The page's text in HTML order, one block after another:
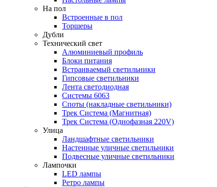
На пол
Встроенные в пол
Торшеры
Дубли
Технический свет
Алюминиевый профиль
Блоки питания
Встраиваемый светильники
Гипсовые светильники
Лента светодиодная
Системы 6063
Споты (накладные светильники)
Трек Система (Магнитная)
Трек Система (Однофазная 220V)
Улица
Ландшафтные светильники
Настенные уличные светильники
Подвесные уличные светильники
Лампочки
LED лампы
Ретро лампы